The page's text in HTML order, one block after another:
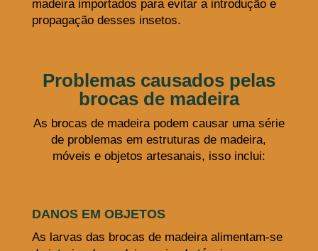
madeira importados para evitar a introdução e
propagação desses insetos.
Problemas causados pelas
brocas de madeira
As brocas de madeira podem causar uma série
de problemas em estruturas de madeira,
móveis e objetos artesanais, isso inclui:
DANOS EM OBJETOS
As larvas das brocas de madeira alimentam-se